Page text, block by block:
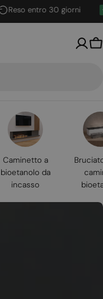
entro 30 giorni
Caminetto a
bioetanolo da
incasso